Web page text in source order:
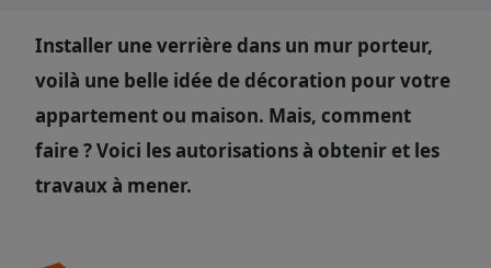
Installer une verrière dans un mur porteur,
voilà une belle idée de décoration pour votre
appartement ou maison. Mais, comment
faire ? Voici les autorisations à obtenir et les
travaux à mener.